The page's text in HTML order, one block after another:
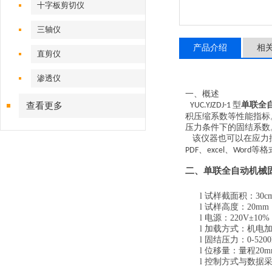
十字板剪切仪
三轴仪
直剪仪
渗透仪
查看更多
产品介绍 相
一、概述
YUC.YJZDJ-1 型单联全
积压缩系数等性能指标
压力条件下的固结系数
该仪器也可以在应
PDF、 excel、 Word等格
二、 单联全自动机械
l 试样截面积：
l 试样高度： 20mm
l 电源： 220V±10%
l 加载方式：机电
l 固结压力： 0-5200
l 位移量： 量程20
l 控制方式与数据